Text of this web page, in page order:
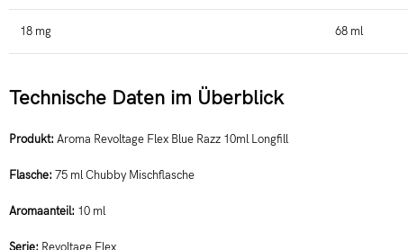
18 mg 68 ml
Technische Daten im Überblick
Produkt: Aroma Revoltage Flex Blue Razz 10ml Longfill
Flasche: 75 ml Chubby Mischflasche
Aromaanteil: 10 ml
Serie: Revoltage Flex